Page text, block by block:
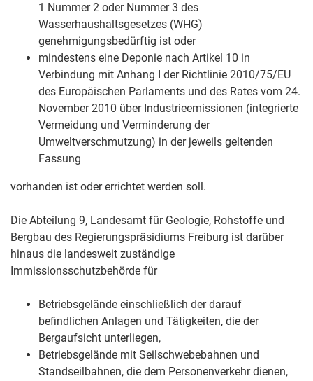
1 Nummer 2 oder Nummer 3 des
Wasserhaushaltsgesetzes (WHG)
genehmigungsbedürftig ist oder
mindestens eine Deponie nach Artikel 10 in
Verbindung mit Anhang I der Richtlinie 2010/75/EU
des Europäischen Parlaments und des Rates vom 24.
November 2010 über Industrieemissionen (integrierte
Vermeidung und Verminderung der
Umweltverschmutzung) in der jeweils geltenden
Fassung
vorhanden ist oder errichtet werden soll.
Die Abteilung 9, Landesamt für Geologie, Rohstoffe und
Bergbau des Regierungspräsidiums Freiburg ist darüber
hinaus die landesweit zuständige
Immissionsschutzbehörde für
Betriebsgelände einschließlich der darauf
befindlichen Anlagen und Tätigkeiten, die der
Bergaufsicht unterliegen,
Betriebsgelände mit Seilschwebebahnen und
Standseilbahnen, die dem Personenverkehr dienen,